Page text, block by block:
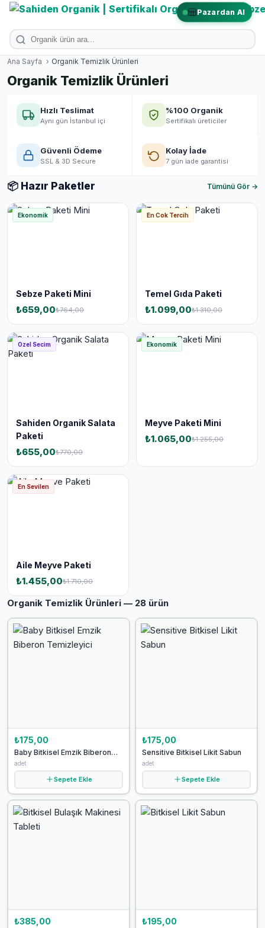
Pazardan Al
Ana Sayfa › Organik Temizlik Ürünleri
Organik Temizlik Ürünleri
Hızlı Teslimat
Aynı gün İstanbul içi
%100 Organik
Sertifikalı üreticiler
Güvenli Ödeme
SSL & 3D Secure
Kolay İade
7 gün iade garantisi
📦 Hazır Paketler Tümünü Gör →
Ekonomik
Sebze Paketi Mini
₺659,00₺764,00
En Cok Tercih
Temel Gıda Paketi
₺1.099,00₺1.310,00
Ozel Secim
Sahiden Organik Salata
Paketi
₺655,00₺770,00
Ekonomik
Meyve Paketi Mini
₺1.065,00₺1.255,00
En Sevilen
Aile Meyve Paketi
₺1.455,00₺1.710,00
Organik Temizlik Ürünleri — 28 ürün
₺175,00
Baby Bitkisel Emzik Biberon
Temizleyici
adet
Sepete Ekle
₺175,00
Sensitive Bitkisel Likit Sabun
adet
Sepete Ekle
₺385,00 ₺195,00